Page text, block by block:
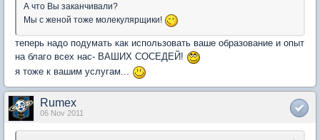
А что Вы заканчивали?
Мы с женой тоже молекулярщики!
теперь надо подумать как использовать ваше образование и опыт
на благо всех нас- ВАШИХ СОСЕДЕЙ!
я тоже к вашим услугам...
Rumex
06 Nov 2011